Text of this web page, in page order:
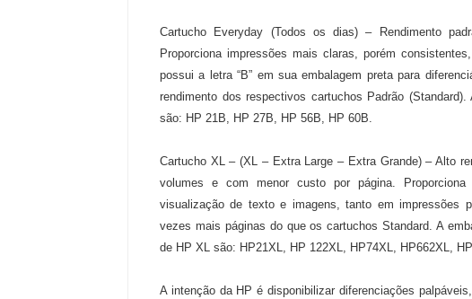
Cartucho Everyday (Todos os dias) – Rendimento
Proporciona impressões mais claras, porém
possui a letra “B” em sua embalagem preta para
rendimento dos respectivos cartuchos Padrão
são: HP 21B, HP 27B, HP 56B, HP 60B.
Cartucho XL – (XL – Extra Large – Extra Grande) – Alto
volumes e com menor custo por página.
visualização de texto e imagens, tanto em impressões
vezes mais páginas do que os cartuchos Standard. A
de HP XL são: HP21XL, HP 122XL, HP74XL, HP662XL,
A intenção da HP é disponibilizar diferenciações